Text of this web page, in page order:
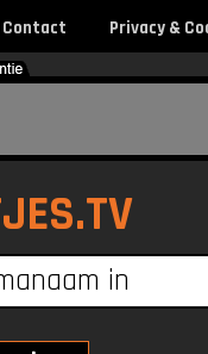
Contact Privacy &